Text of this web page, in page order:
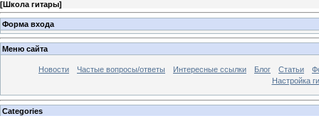
[Школа гитары]
Форма входа
Меню сайта
Новости Частые вопросы/ответы Интересные ссылки Блог Статьи
Настройка
Categories